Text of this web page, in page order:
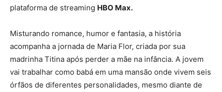
plataforma de streaming HBO Max.
Misturando romance, humor e fantasia, a história
acompanha a jornada de Maria Flor, criada por sua
madrinha Titina após perder a mãe na infância. A jovem
vai trabalhar como babá em uma mansão onde vivem seis
órfãos de diferentes personalidades, mesmo diante de